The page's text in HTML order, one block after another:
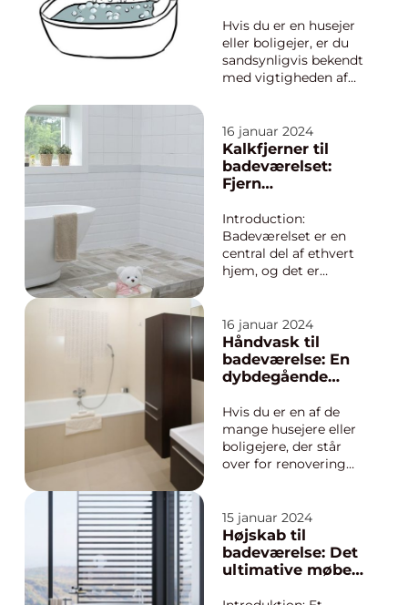
form i modsætning til
det traditionelle fi...
til dit valg
Hvis du er en husejer
eller boligejer, er du
sandsynligvis bekendt
med vigtigheden af
badeværelseindretnin
g. En central
komponent i ethvert
badeværelse er
vasken. Denne artikel
vil give dig en
dybdegående g...
16 januar 2024
Kalkfjerner til
badeværelset:
Fjern
bevar glansen
Introduction:
Badeværelset er en
central del af ethvert
hjem, og det er
udfordrende problem,
som mange
boligejere står
overfor, er
badeværelsesoverflad
er som brusehoveder,
vandhaner og flis...
16 januar 2024
Håndvask til
badeværelse: En
dybdegående
perfekte valg
Hvis du er en af de
mange husejere eller
boligejere, der står
over for renovering
valget af håndvask en
vigtig faktor at
overveje. En håndvask
er ikke kun en
15 januar 2024
Højskab til
badeværelse: Det
ultimative møbel